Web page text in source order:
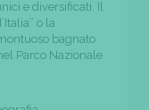
e diversificati. Il
o la
bagnato
Parco Nazionale